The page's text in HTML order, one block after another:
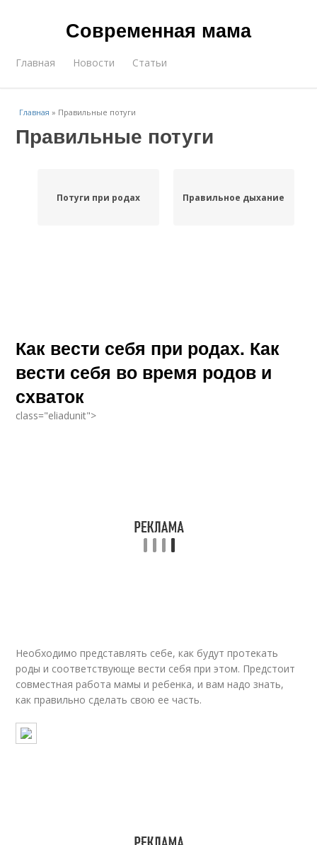
Современная мама
Главная Новости Статьи
Главная » Правильные потуги
Правильные потуги
Потуги при родах Правильное дыхание
Как вести себя при родах. Как
вести себя во время родов и
схваток
class="eliadunit">
Необходимо представлять себе, как будут протекать
роды и соответствующе вести себя при этом. Предстоит
совместная работа мамы и ребенка, и вам надо знать,
как правильно сделать свою ее часть.